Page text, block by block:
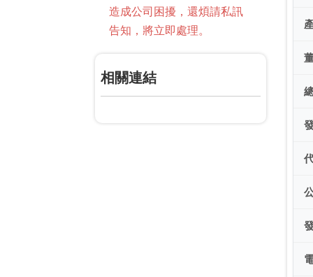
造成公司困擾，還煩請私訊
告知，將立即處理。
相關連結